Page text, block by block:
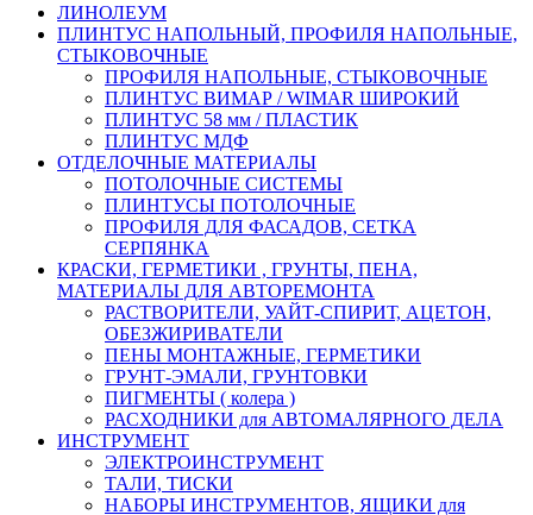
ЛИНОЛЕУМ
ПЛИНТУС НАПОЛЬНЫЙ, ПРОФИЛЯ НАПОЛЬНЫЕ,
СТЫКОВОЧНЫЕ
ПРОФИЛЯ НАПОЛЬНЫЕ, СТЫКОВОЧНЫЕ
ПЛИНТУС ВИМАР / WIMAR ШИРОКИЙ
ПЛИНТУС 58 мм / ПЛАСТИК
ПЛИНТУС МДФ
ОТДЕЛОЧНЫЕ МАТЕРИАЛЫ
ПОТОЛОЧНЫЕ СИСТЕМЫ
ПЛИНТУСЫ ПОТОЛОЧНЫЕ
ПРОФИЛЯ ДЛЯ ФАСАДОВ, СЕТКА
СЕРПЯНКА
КРАСКИ, ГЕРМЕТИКИ , ГРУНТЫ, ПЕНА,
МАТЕРИАЛЫ ДЛЯ АВТОРЕМОНТА
РАСТВОРИТЕЛИ, УАЙТ-СПИРИТ, АЦЕТОН,
ОБЕЗЖИРИВАТЕЛИ
ПЕНЫ МОНТАЖНЫЕ, ГЕРМЕТИКИ
ГРУНТ-ЭМАЛИ, ГРУНТОВКИ
ПИГМЕНТЫ ( колера )
РАСХОДНИКИ для АВТОМАЛЯРНОГО ДЕЛА
ИНСТРУМЕНТ
ЭЛЕКТРОИНСТРУМЕНТ
ТАЛИ, ТИСКИ
НАБОРЫ ИНСТРУМЕНТОВ, ЯЩИКИ для